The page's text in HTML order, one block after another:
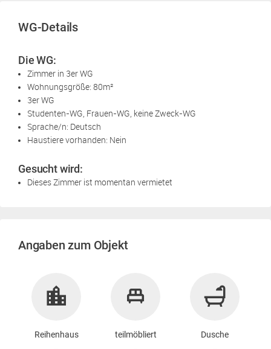
WG-Details
Die WG:
Zimmer in 3er WG
Wohnungsgröße: 80m²
3er WG
Studenten-WG, Frauen-WG, keine Zweck-WG
Sprache/n: Deutsch
Haustiere vorhanden: Nein
Gesucht wird:
Dieses Zimmer ist momentan vermietet
Angaben zum Objekt
Reihenhaus teilmöbliert Dusche